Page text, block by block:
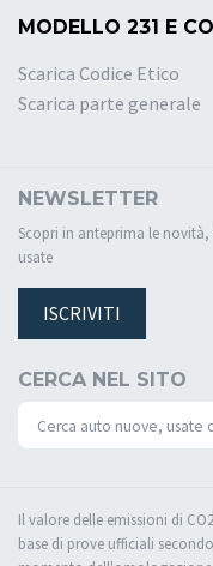
MODELLO 231 E
Scarica Codice Etico
Scarica parte generale
NEWSLETTER
Scopri in anteprima le
usate
ISCRIVITI
CERCA NEL SITO
Il valore delle emissioni di
base di prove ufficiali